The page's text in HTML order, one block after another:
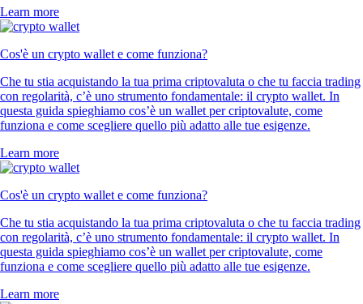
Learn more
Cos'è un crypto wallet e come funziona?
Che tu stia acquistando la tua prima criptovaluta o che tu faccia trading
con regolarità, c’è uno strumento fondamentale: il crypto wallet. In
questa guida spieghiamo cos’è un wallet per criptovalute, come
funziona e come scegliere quello più adatto alle tue esigenze.
Learn more
Cos'è un crypto wallet e come funziona?
Che tu stia acquistando la tua prima criptovaluta o che tu faccia trading
con regolarità, c’è uno strumento fondamentale: il crypto wallet. In
questa guida spieghiamo cos’è un wallet per criptovalute, come
funziona e come scegliere quello più adatto alle tue esigenze.
Learn more